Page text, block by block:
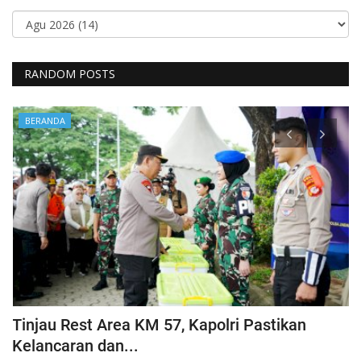
RANDOM POSTS
BERANDA
Tinjau Rest Area KM 57, Kapolri Pastikan
Kelancaran dan...